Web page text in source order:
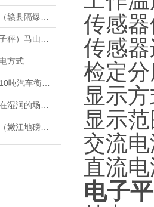
方式
传感
传感
检定
显示
显示
交流
直流
电子